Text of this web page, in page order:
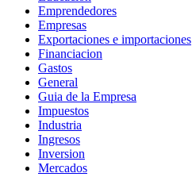
Emprendedores
Empresas
Exportaciones e importaciones
Financiacion
Gastos
General
Guia de la Empresa
Impuestos
Industria
Ingresos
Inversion
Mercados